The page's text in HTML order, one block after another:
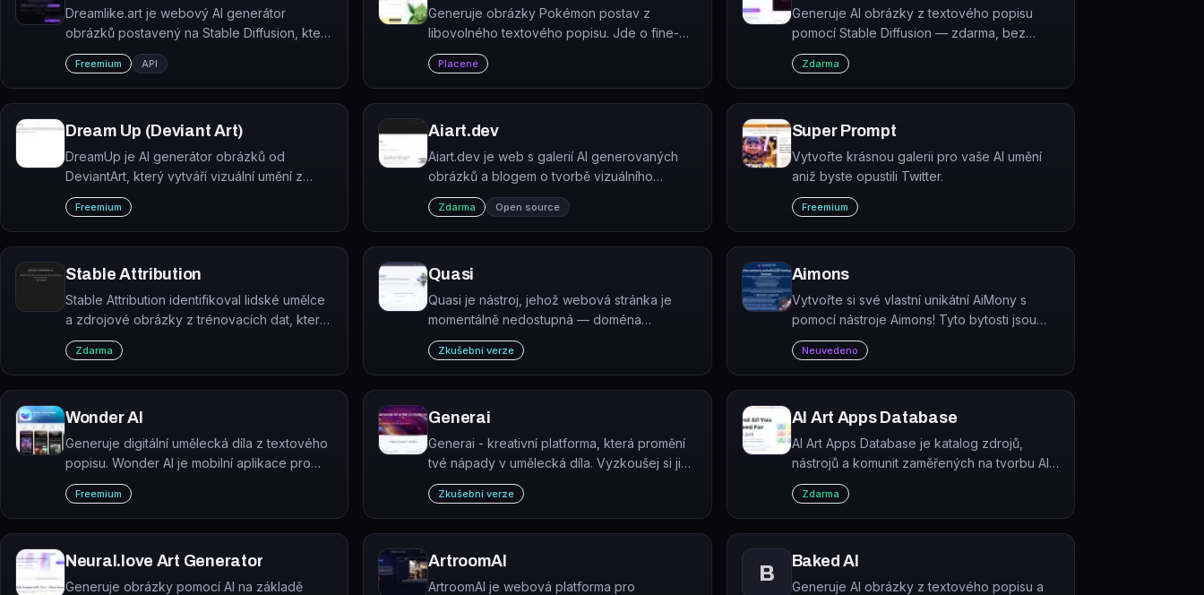
Dreamlike.art je webový AI generátor
obrázků postavený na Stable Diffusion, který
vytváří originální umění z textových promptů
nebo transformuje existující obrázky.
Freemium API
Generuje obrázky Pokémon postav z
libovolného textového popisu. Jde o fine-
tuned verzi Stable Diffusion trénovanou na
Pokémon obrázcích od Lambda Labs.
Placené
Generuje AI obrázky z textového popisu
pomocí Stable Diffusion — zdarma, bez
instalace a bez nutnosti registrace.
Zdarma
Dream Up (Deviant Art)
DreamUp je AI generátor obrázků od
DeviantArt, který vytváří vizuální umění z
textových promptů v různých
přednastavených stylech.
Freemium
Aiart.dev
Aiart.dev je web s galerií AI generovaných
obrázků a blogem o tvorbě vizuálního
obsahu pomocí umělé inteligence.
Zdarma Open source
Super Prompt
Vytvořte krásnou galerii pro vaše AI umění
aniž byste opustili Twitter.
Freemium
Stable Attribution
Stable Attribution identifikoval lidské umělce
a zdrojové obrázky z trénovacích dat, které
ovlivnily konkrétní AI-generovaný obrázek
ze Stable Diffusion. Nástroj byl ukončen.
Zdarma
Quasi
Quasi je nástroj, jehož webová stránka je
momentálně nedostupná — doména
quasi.market vypršela.
Zkušební verze
Aimons
Vytvořte si své vlastní unikátní AiMony s
pomocí nástroje Aimons! Tyto bytosti jsou
vytvořeny umělou inteligencí a přinášejí
neuvěřitelnou kreativitu do světa umění. A co
je nejlepší?
Neuvedeno
Wonder AI
Generuje digitální umělecká díla z textového
popisu. Wonder AI je mobilní aplikace pro
iPhone, která převádí zadaný prompt a
zvolený umělecký styl do obrazu během
několika sekund.
Freemium
Generai
Generai - kreativní platforma, která promění
tvé nápady v umělecká díla. Vyzkoušej si ji
zdarma a objev, jak se tvé myšlenky promění
v jedinečné umělecké kousky. Kategorie:
#art.
Zkušební verze
AI Art Apps Database
AI Art Apps Database je katalog zdrojů,
nástrojů a komunit zaměřených na tvorbu AI
umění pro designéry, umělce a prompt
inženýry.
Zdarma
Neural.love Art Generator
Generuje obrázky pomocí AI na základě
ArtroomAI
ArtroomAI je webová platforma pro
B
Baked AI
Generuje AI obrázky z textového popisu a